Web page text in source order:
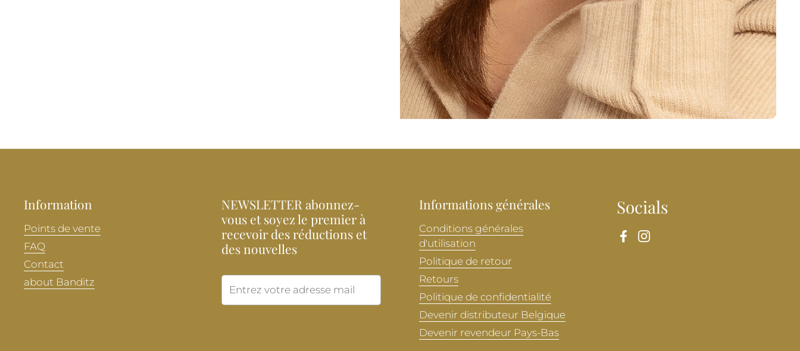
Information
Points de vente
FAQ
Contact
about Banditz
NEWSLETTER abonnez-
vous et soyez le premier à
recevoir des réductions et
des nouvelles
Informations générales
Conditions générales
d'utilisation
Politique de retour
Retours
Politique de confidentialité
Devenir distributeur Belgique
Devenir revendeur Pays-Bas
Socials
Facebook
Instagram